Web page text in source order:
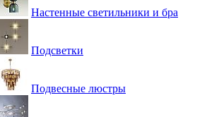
Настенные светильники и бра
Подсветки
Подвесные люстры